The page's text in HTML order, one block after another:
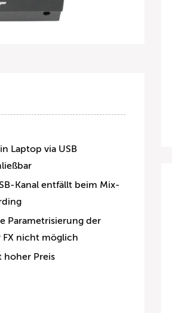
Laptop via USB
Kanal entfällt beim Mix-
Parametrisierung der
FX nicht möglich
hoher Preis